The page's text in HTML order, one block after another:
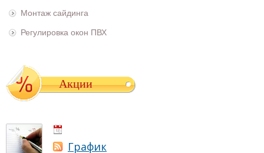
Монтаж сайдинга
Регулировка окон ПВХ
Акции
График